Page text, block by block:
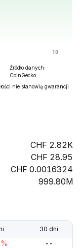
Źródło danych:
CoinGecko
nie stanowią gwarancji
2.82K
28.95
0.0016324
999.80M
30 dni
--